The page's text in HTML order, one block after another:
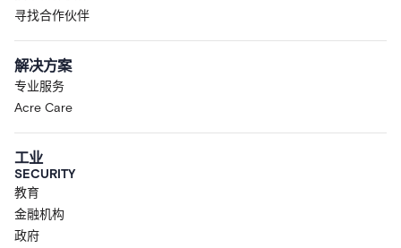
寻找合作伙伴
解决方案
专业服务
Acre Care
工业
SECURITY
教育
金融机构
政府